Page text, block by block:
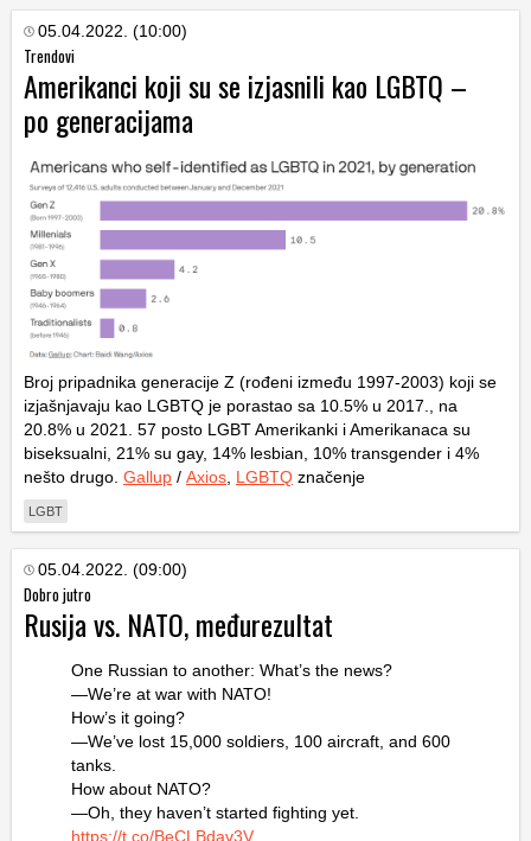
05.04.2022. (10:00)
Trendovi
Amerikanci koji su se izjasnili kao LGBTQ –
po generacijama
Broj pripadnika generacije Z (rođeni između 1997-2003) koji se
izjašnjavaju kao LGBTQ je porastao sa 10.5% u 2017., na
20.8% u 2021. 57 posto LGBT Amerikanki i Amerikanaca su
biseksualni, 21% su gay, 14% lesbian, 10% transgender i 4%
nešto drugo. Gallup / Axios LGBTQ značenje
LGBT
05.04.2022. (09:00)
Dobro jutro
Rusija vs. NATO, međurezultat
One Russian to another: What’s the news?
—We’re at war with NATO!
How’s it going?
—We’ve lost 15,000 soldiers, 100 aircraft, and 600
tanks.
How about NATO?
—Oh, they haven’t started fighting yet.
https://t.co/BeCLBdav3V